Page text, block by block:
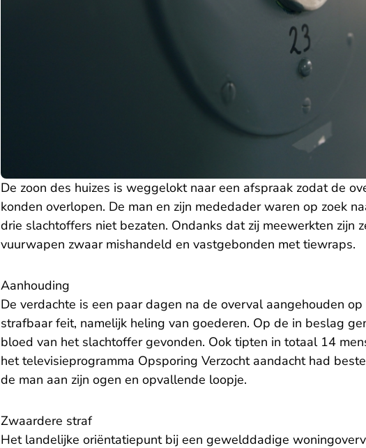
De zoon des huizes is weggelokt naar een afspraak zodat de
konden overlopen. De man en zijn mededader waren op zoek
drie slachtoffers niet bezaten. Ondanks dat zij meewerkten zijn
vuurwapen zwaar mishandeld en vastgebonden met tiewraps.
Aanhouding
De verdachte is een paar dagen na de overval aangehouden
strafbaar feit, namelijk heling van goederen. Op de in beslag
bloed van het slachtoffer gevonden. Ook tipten in totaal 14
het televisieprogramma Opsporing Verzocht aandacht had
de man aan zijn ogen en opvallende loopje.
Zwaardere straf
Het landelijke oriëntatiepunt bij een gewelddadige